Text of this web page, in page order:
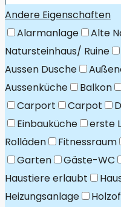
Andere Eigenschaften
Alarmanlage
Alte
Natursteinhaus/ Ruine
Aussen Dusche
Aussenküche
Balkon
Carport
Carpot
Einbauküche
erste
Rolläden
Fitnessraum
Garten
Gäste-WC
Haustiere erlaubt
Heizungsanlage